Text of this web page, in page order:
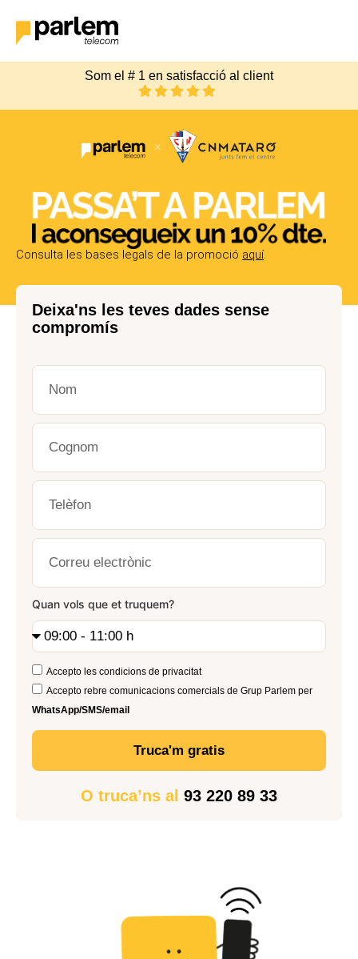
Som el # 1 en satisfacció al client
Consulta les bases legals de la promoció aquí.
Deixa'ns les teves dades sense
compromís
Accepto les condicions de privacitat
Accepto rebre comunicacions comercials de Grup Parlem per
WhatsApp/SMS/email
Truca'm gratis
O truca’ns al 93 220 89 33